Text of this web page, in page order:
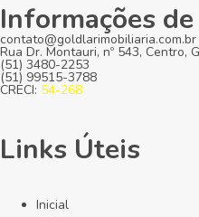
Informações
contato@goldlarimobiliaria.com.br
Rua Dr. Montauri, nº 543, Centro,
(51) 3480-2253
(51) 99515-3788
CRECI: 54-268
Links Úteis
Inicial